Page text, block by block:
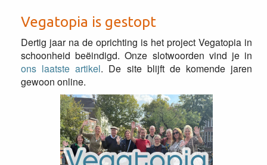
Vegatopia is gestopt
Dertig jaar na de oprichting is het project Vegatopia in
schoonheid beëindigd. Onze slotwoorden vind je in
ons laatste artikel. De site blijft de komende jaren
gewoon online.